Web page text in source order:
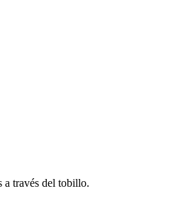
a través del tobillo.